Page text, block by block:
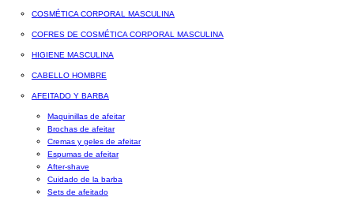
COSMÉTICA CORPORAL MASCULINA
COFRES DE COSMÉTICA CORPORAL MASCULINA
HIGIENE MASCULINA
CABELLO HOMBRE
AFEITADO Y BARBA
Maquinillas de afeitar
Brochas de afeitar
Cremas y geles de afeitar
Espumas de afeitar
After-shave
Cuidado de la barba
Sets de afeitado